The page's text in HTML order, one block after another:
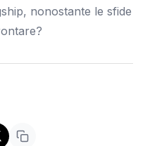
nonostante le sfide